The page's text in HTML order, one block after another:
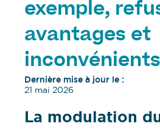
exemple,
avantages et
inconvénients
Dernière mise à jour le :
21 mai 2026
La modulation